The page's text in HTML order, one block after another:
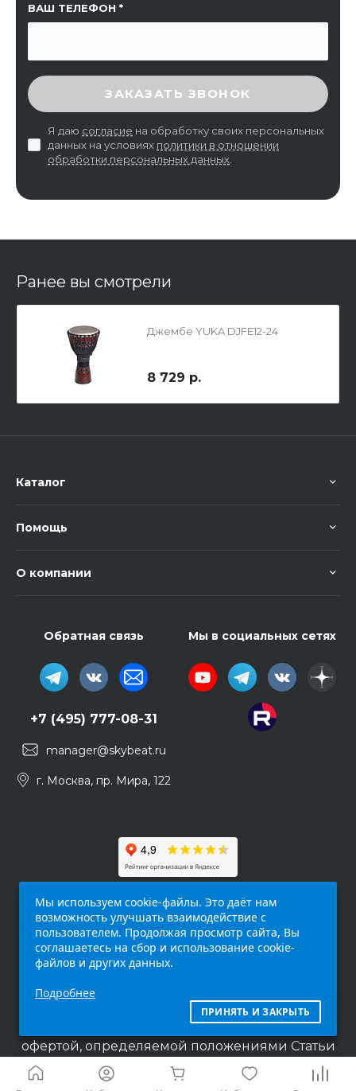
ВАШ ТЕЛЕФОН
ВВЕДИТЕ ПРОВЕРОЧНЫЙ КОД
ЗАКАЗАТЬ ЗВОНОК
Я даю согласие на обработку своих персональных
данных на условиях политики в отношении
обработки персональных данных
Ранее вы смотрели
Джембе YUKA DJFE12-24
8 729 р.
Каталог
Помощь
О компании
Обратная связь
+7 (495) 777-08-31
manager@skybeat.ru
г. Москва, пр. Мира, 122
Мы в социальных сетях
интернет-сайт (
исключительно информационный характер и
ни при каких условиях не является публичной
офертой, определяемой положениями Статьи
437 п.2 Гражданского кодекса Российской
Федерации.
Мы используем cookie-файлы. Это даёт нам
возможность улучшать взаимодействие с
пользователем. Продолжая просмотр сайта, Вы
соглашаетесь на сбор и использование cookie-
файлов и других данных.
Подробнее
ПРИНЯТЬ И ЗАКРЫТЬ